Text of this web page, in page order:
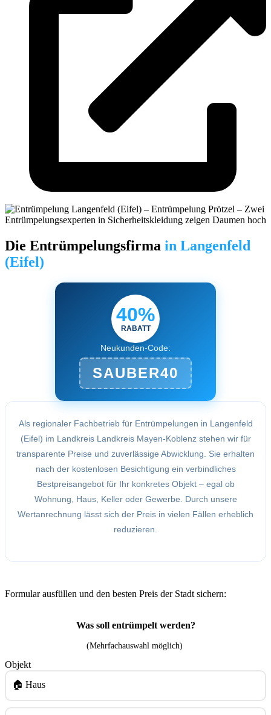
Die Entrümpelungsfirma in Langenfeld
(Eifel)
40%
RABATT
Neukunden-Code:
SAUBER40
Als regionaler Fachbetrieb für Entrümpelungen in Langenfeld
(Eifel) im Landkreis Landkreis Mayen-Koblenz stehen wir für
transparente Preise und zuverlässige Abwicklung. Sie erhalten
nach der kostenlosen Besichtigung ein verbindliches
Bestpreisangebot für Ihr konkretes Objekt – egal ob
Wohnung, Haus, Keller oder Gewerbe. Durch unsere
Wertanrechnung lässt sich der Preis in vielen Fällen erheblich
reduzieren.
Formular ausfüllen und den besten Preis der Stadt sichern:
Was soll entrümpelt werden?
(Mehrfachauswahl möglich)
Objekt
🏠 Haus